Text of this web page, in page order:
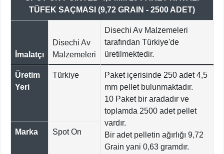
TÜFEK SAÇMASI (9,72 GRAIN - 2500 ADET)
İmalatçı
Disechi Av
Malzemeleri
Disechi Av Malzemeleri
tarafından Türkiye'de
üretilmektedir.
Üretim
Yeri
Türkiye
Paket içerisinde 250 adet 4,5
mm pellet bulunmaktadır.
10 Paket bir aradadır ve
toplamda 2500 adet pellet
vardır.
Bir adet pelletin ağırlığı 9,72
Grain yani 0,63 gramdır.
Marka Spot On